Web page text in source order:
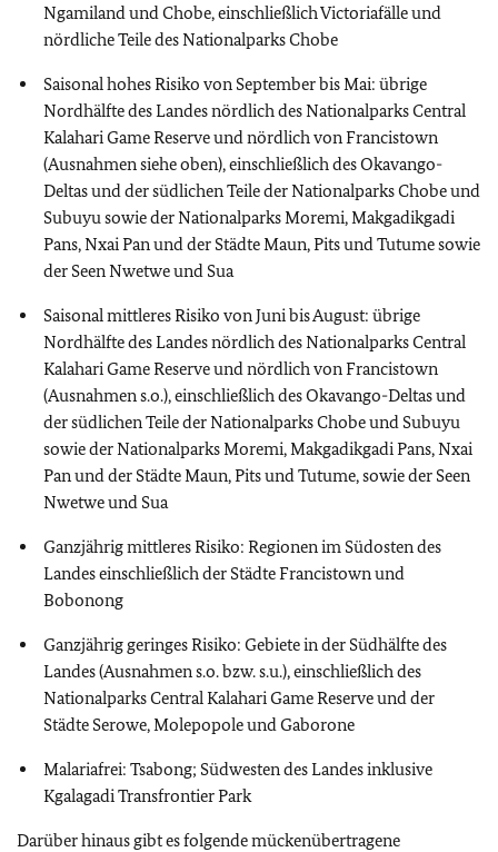
Ngamiland und Chobe, einschließlich Victoriafälle und
nördliche Teile des Nationalparks Chobe
Saisonal hohes Risiko von September bis Mai: übrige
Nordhälfte des Landes nördlich des Nationalparks Central
Kalahari Game Reserve und nördlich von Francistown
(Ausnahmen siehe oben), einschließlich des Okavango-
Deltas und der südlichen Teile der Nationalparks Chobe und
Subuyu sowie der Nationalparks Moremi, Makgadikgadi
Pans, Nxai Pan und der Städte Maun, Pits und Tutume sowie
der Seen Nwetwe und Sua
Saisonal mittleres Risiko von Juni bis August: übrige
Nordhälfte des Landes nördlich des Nationalparks Central
Kalahari Game Reserve und nördlich von Francistown
(Ausnahmen s.o.), einschließlich des Okavango-Deltas und
der südlichen Teile der Nationalparks Chobe und Subuyu
sowie der Nationalparks Moremi, Makgadikgadi Pans, Nxai
Pan und der Städte Maun, Pits und Tutume, sowie der Seen
Nwetwe und Sua
Ganzjährig mittleres Risiko: Regionen im Südosten des
Landes einschließlich der Städte Francistown und
Bobonong
Ganzjährig geringes Risiko: Gebiete in der Südhälfte des
Landes (Ausnahmen s.o. bzw. s.u.), einschließlich des
Nationalparks Central Kalahari Game Reserve und der
Städte Serowe, Molepopole und Gaborone
Malariafrei: Tsabong; Südwesten des Landes inklusive
Kgalagadi Transfrontier Park
Darüber hinaus gibt es folgende mückenübertragene